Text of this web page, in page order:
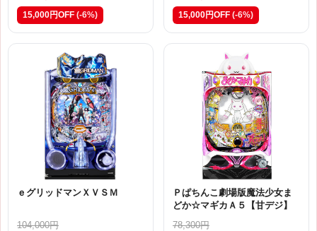
15,000円OFF (-6%) 15,000円OFF (-6%)
ｅグリッドマンＸＶＳＭ
104,000円
Ｐぱちんこ劇場版魔法少女ま
どか☆マギカＡ５【甘デジ】
78,300円